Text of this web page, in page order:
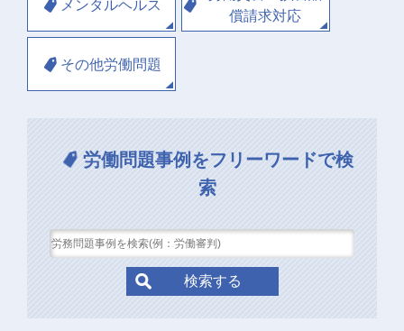
メンタルヘルス
償請求対応
その他労働問題
労働問題事例をフリーワードで検
索